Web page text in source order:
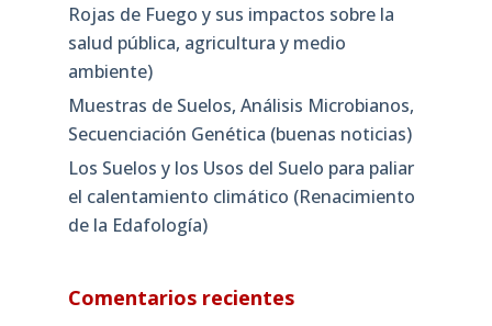
Rojas de Fuego y sus impactos sobre la
salud pública, agricultura y medio
ambiente)
Muestras de Suelos, Análisis Microbianos,
Secuenciación Genética (buenas noticias)
Los Suelos y los Usos del Suelo para paliar
el calentamiento climático (Renacimiento
de la Edafología)
Comentarios recientes